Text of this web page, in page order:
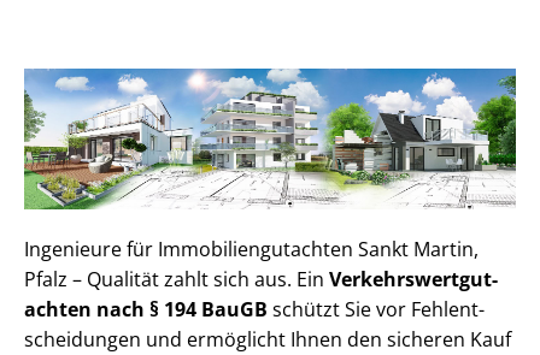
Ingenieure für Im­mo­bi­li­en­gut­ach­ten Sankt Martin,
Pfalz – Qualität zahlt sich aus. Ein Ver­kehrs­wert­gut­
ach­ten nach § 194 BauGB schützt Sie vor Fehl­ent­
schei­dun­gen und ermöglicht Ihnen den sicheren Kauf